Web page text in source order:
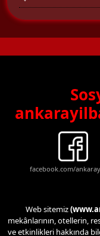
facebook.com/
Web sitemiz
mekânlarının, otellerin,
ve etkinlikleri hakkında